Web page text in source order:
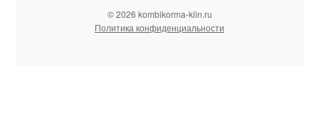
© 2026 kombikorma-klin.ru
Политика конфиденциальности